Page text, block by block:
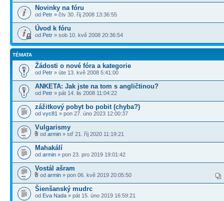
Novinky na fóru
od Petr » čtv 30. říj 2008 13:36:55
Úvod k fóru
od Petr » sob 10. kvě 2008 20:36:54
TÉMATA
Žádosti o nové fóra a kategorie
od Petr » úte 13. kvě 2008 5:41:00
ANKETA: Jak jste na tom s angličtinou?
od Petr » pát 14. lis 2008 11:04:22
zážitkový pobyt bo pobit (chyba?)
od vyc81 » pon 27. úno 2023 12:00:37
Vulgarismy
od armin » stř 21. říj 2020 11:19:21
Mahakálí
od armin » pon 23. pro 2019 19:01:42
Vostál ašram
od armin » pon 06. kvě 2019 20:05:50
Šienšanský mudrc
od Eva Nada » pát 15. úno 2019 16:59:21